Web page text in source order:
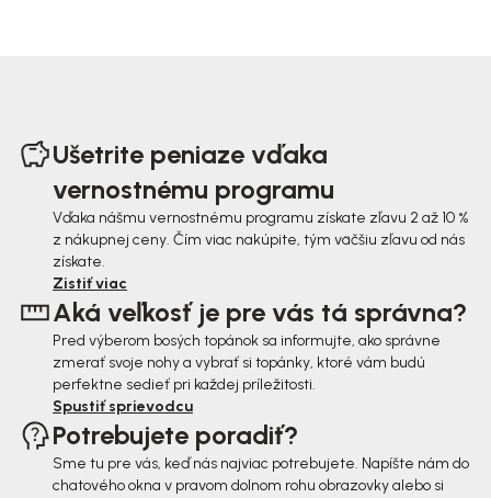
Ušetrite peniaze vďaka
vernostnému programu
Vďaka nášmu vernostnému programu získate zľavu 2 až 10 %
z nákupnej ceny. Čím viac nakúpite, tým väčšiu zľavu od nás
získate.
Zistiť viac
Aká veľkosť je pre vás tá správna?
Pred výberom bosých topánok sa informujte, ako správne
zmerať svoje nohy a vybrať si topánky, ktoré vám budú
perfektne sedieť pri každej príležitosti.
Spustiť sprievodcu
Potrebujete poradiť?
Sme tu pre vás, keď nás najviac potrebujete. Napíšte nám do
chatového okna v pravom dolnom rohu obrazovky alebo si